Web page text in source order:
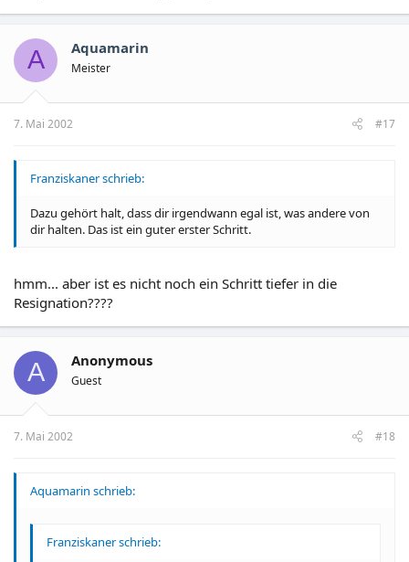
A Aquamarin
Meister
7. Mai 2002 #17
Franziskaner schrieb:
Dazu gehört halt, dass dir irgendwann egal ist, was andere von
dir halten. Das ist ein guter erster Schritt.
hmm... aber ist es nicht noch ein Schritt tiefer in die
Resignation????
A Anonymous
Guest
7. Mai 2002 #18
Aquamarin schrieb:
Franziskaner schrieb: